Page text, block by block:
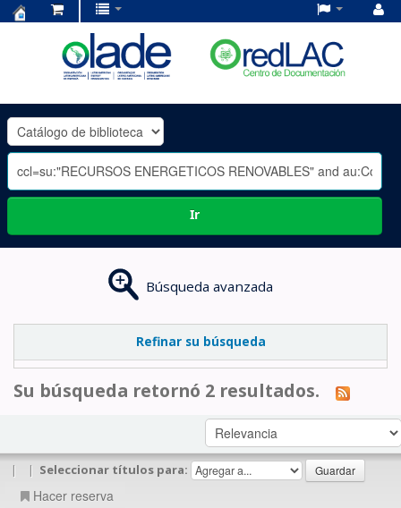
OLADE
-
Ir
Búsqueda avanzada
Refinar su búsqueda
Su búsqueda retornó 2 resultados.
| | Seleccionar títulos para:
Hacer reserva